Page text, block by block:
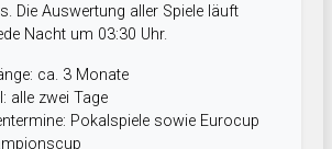
Die Auswertung aller Spiele läuft
Nacht um 03:30 Uhr.
ca. 3 Monate
alle zwei Tage
Pokalspiele sowie Eurocup